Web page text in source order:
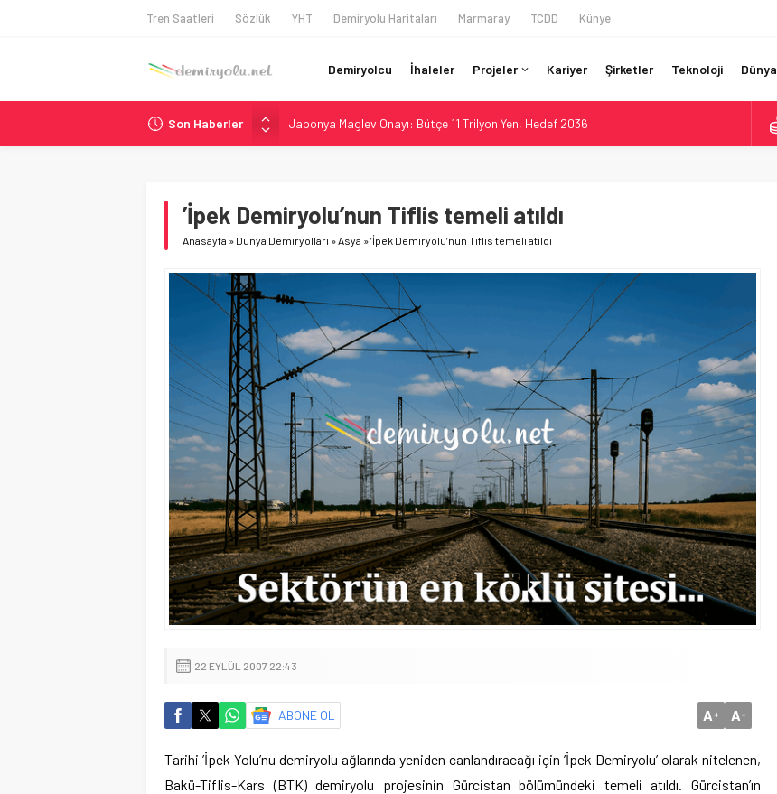
Tren Saatleri Sözlük YHT Demiryolu Haritaları Marmaray TCDD Künye
Demiryolcu İhaleler Projeler Kariyer Şirketler Teknoloji Dünya
Son Haberler
Japonya Maglev Onayı: Bütçe 11 Trilyon Yen, Hedef 2036
Toronto Metrosu’nda Kapasite %40 Artıyor: Hitachi Rail İmzaladı
Hitachi Rail’den Toronto’ya: %40 Kapasite Artışı Getiren CBTC Anlaşması
Siemens ve Stadler’dan Berlin S-Bahn’a 350 Trenlik Dev Sözleşme
’İpek Demiryolu’nun Tiflis temeli atıldı
Anasayfa » Dünya Demiryolları »Asya »’İpek Demiryolu’nun Tiflis temeli atıldı
22 EYLÜL 2007 22:43
ABONE OL A+ A-
Tarihi ’İpek Yolu’nu demiryolu ağlarında yeniden canlandıracağı için ’İpek Demiryolu’ olarak nitelenen,
Bakü-Tiflis-Kars (BTK) demiryolu projesinin Gürcistan bölümündeki temeli atıldı. Gürcistan’ın